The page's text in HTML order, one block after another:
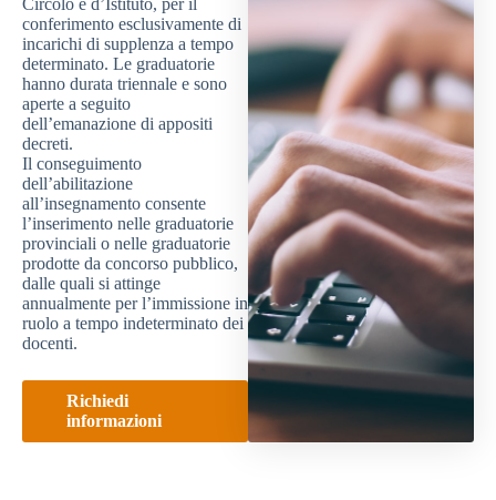
Circolo e d’Istituto, per il
conferimento esclusivamente di
incarichi di supplenza a tempo
determinato. Le graduatorie
hanno durata triennale e sono
aperte a seguito
dell’emanazione di appositi
decreti.
Il conseguimento
dell’abilitazione
all’insegnamento consente
l’inserimento nelle graduatorie
provinciali o nelle graduatorie
prodotte da concorso pubblico,
dalle quali si attinge
annualmente per l’immissione in
ruolo a tempo indeterminato dei
docenti.
Richiedi
informazioni